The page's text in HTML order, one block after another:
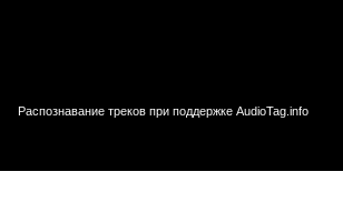
Распознавание треков при поддержке AudioTag.info